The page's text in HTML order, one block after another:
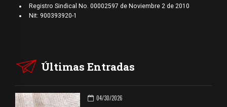
Registro Sindical No. 00002597 de Noviembre 2 de 2010
Nit: 900393920-1
Últimas Entradas
04/30/2026